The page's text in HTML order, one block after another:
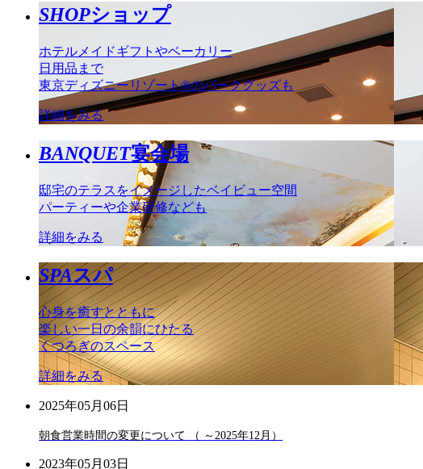
SHOPショップ
ホテルメイドギフトやベーカリー
日用品まで
東京ディズニーリゾート®のパークグッズも
詳細をみる
BANQUET宴会場
邸宅のテラスをイメージしたベイビュー空間
パーティーや企業研修なども
詳細をみる
SPAスパ
心身を癒すとともに
楽しい一日の余韻にひたる
くつろぎのスペース
詳細をみる
2025年05月06日
朝食営業時間の変更について （ ～2025年12月）
2023年05月03日